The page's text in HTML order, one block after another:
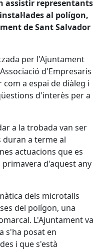
assistir representants
al polígon,
de Sant Salvador
per l'Ajuntament
d'Empresaris
com a espai de diàleg i
d'interès per a
a la trobada van ser
duran a terme al
actuacions que es
d'aquest any
dels microtalls
del polígon, una
L'Ajuntament va
s'ha posat en
i que s'està